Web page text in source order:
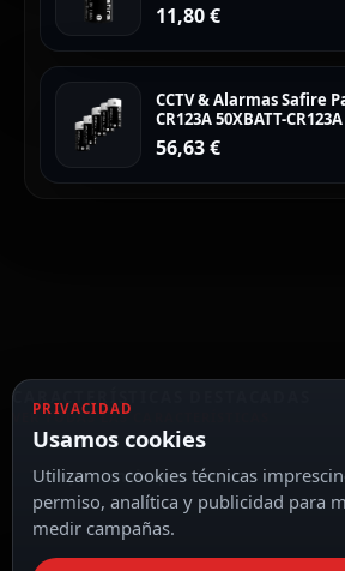
11,80€
CCTV & Alarmas Safire
CR123A 50XBATT-CR123A
56,63€
CARACTERÍSTICAS DESTACADAS
VER TODAS LAS CARACTERÍSTICAS
Tamper anti-apertura
PRIVACIDAD
Usamos cookies
Utilizamos cookies técnicas
permiso, analítica y publicidad para
medir campañas.